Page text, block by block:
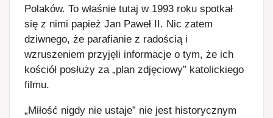
Polaków. To właśnie tutaj w 1993 roku spotkał
się z nimi papież Jan Paweł II. Nic zatem
dziwnego, że parafianie z radością i
wzruszeniem przyjęli informacje o tym, że ich
kościół posłuży za „plan zdjęciowy” katolickiego
filmu.
„Miłość nigdy nie ustaje” nie jest historycznym